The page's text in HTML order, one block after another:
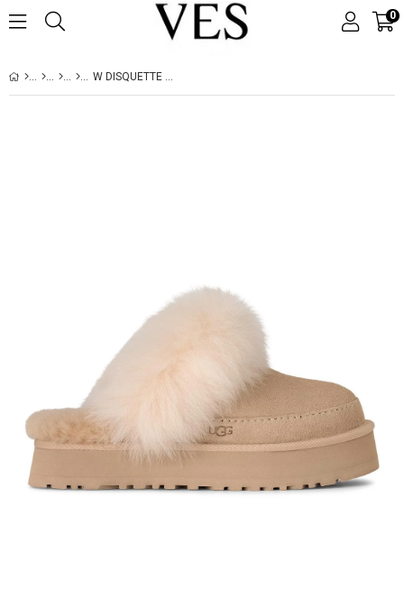
0
W DISQUETTE CHALET SANDCASTLE 1173930